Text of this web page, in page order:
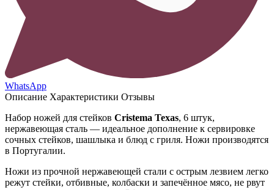
WhatsApp
Описание Характеристики Отзывы
Набор ножей для стейков Cristema Texas, 6 штук,
нержавеющая сталь — идеальное дополнение к сервировке
сочных стейков, шашлыка и блюд с гриля. Ножи производятся
в Португалии.
Ножи из прочной нержавеющей стали с острым лезвием легко
режут стейки, отбивные, колбаски и запечённое мясо, не рвут